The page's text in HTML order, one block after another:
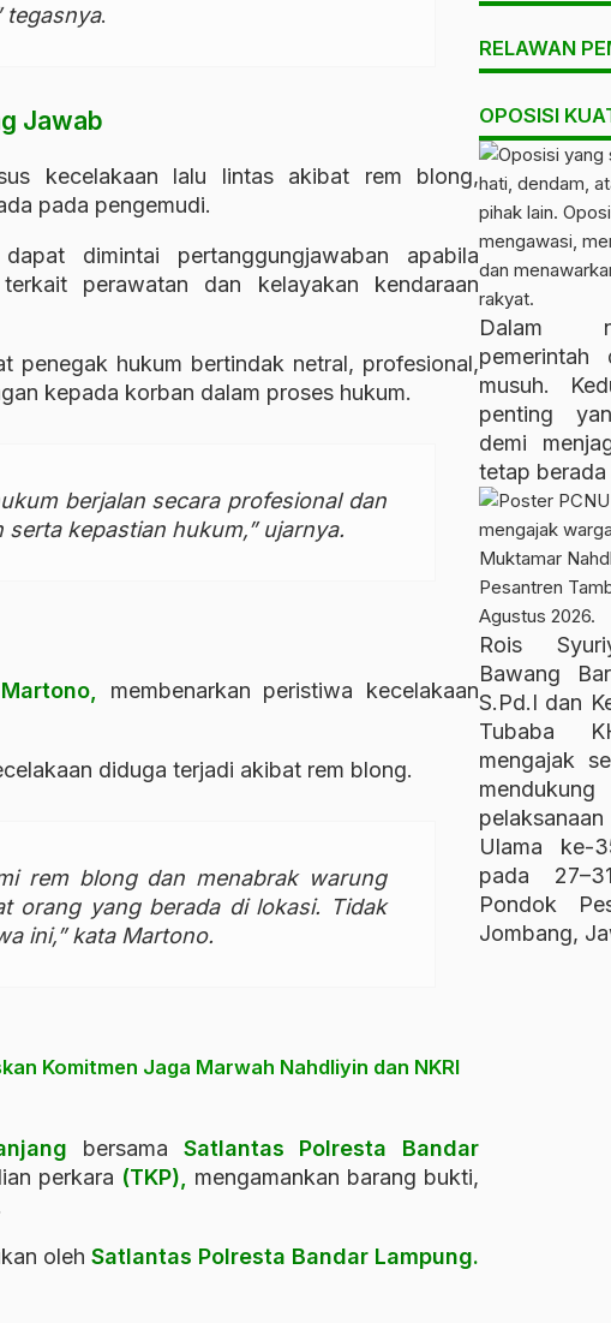
tegasnya.
Jawab
kecelakaan lalu lintas akibat rem blong,
pada pengemudi.
dimintai pertanggungjawaban apabila
perawatan dan kelayakan kendaraan
penegak hukum bertindak netral, profesional,
kepada korban dalam proses hukum.
berjalan secara profesional dan
kepastian hukum,” ujarnya.
Martono,
membenarkan peristiwa kecelakaan
diduga terjadi akibat rem blong.
rem blong dan menabrak warung
orang yang berada di lokasi. Tidak
ini,” kata Martono.
Komitmen Jaga Marwah Nahdliyin dan NKRI
bersama Satlantas Polresta
Bandar
perkara (TKP),
mengamankan barang bukti,
oleh Satlantas Polresta Bandar Lampung.
RELAWAN
OPOSISI
Dalam
pemerintah
musuh.
penting
demi
tetap berada
Rois
Bawang
S.Pd.I dan
Tubaba
mengajak
Ulama ke-
pada
Pondok
Jombang,